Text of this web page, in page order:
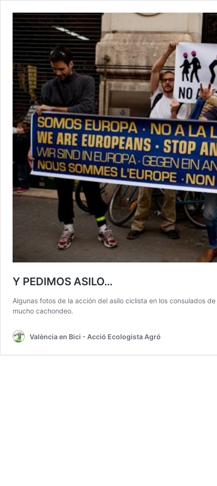
Y PEDIMOS ASILO…
Algunas fotos de la acción del asilo ciclista en los consulados
mucho cachondeo.
València en Bici - Acció Ecologista Agró